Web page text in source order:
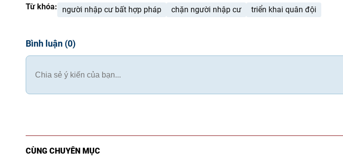
Từ khóa: người nhập cư bất hợp pháp chặn người nhập cư triển khai quân đội
Bình luận (0)
CÙNG CHUYÊN MỤC